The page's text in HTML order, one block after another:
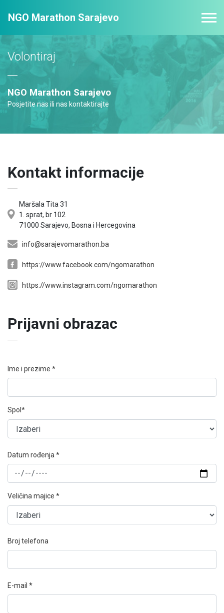
NGO Marathon Sarajevo
Volontiraj
NGO Marathon Sarajevo
Posjetite nas ili nas kontaktirajte
Kontakt informacije
Maršala Tita 31
1. sprat, br 102
71000 Sarajevo, Bosna i Hercegovina
info@sarajevomarathon.ba
https://www.facebook.com/ngomarathon
https://www.instagram.com/ngomarathon
Prijavni obrazac
Ime i prezime *
Spol*
Datum rođenja *
Veličina majice *
Broj telefona
E-mail *